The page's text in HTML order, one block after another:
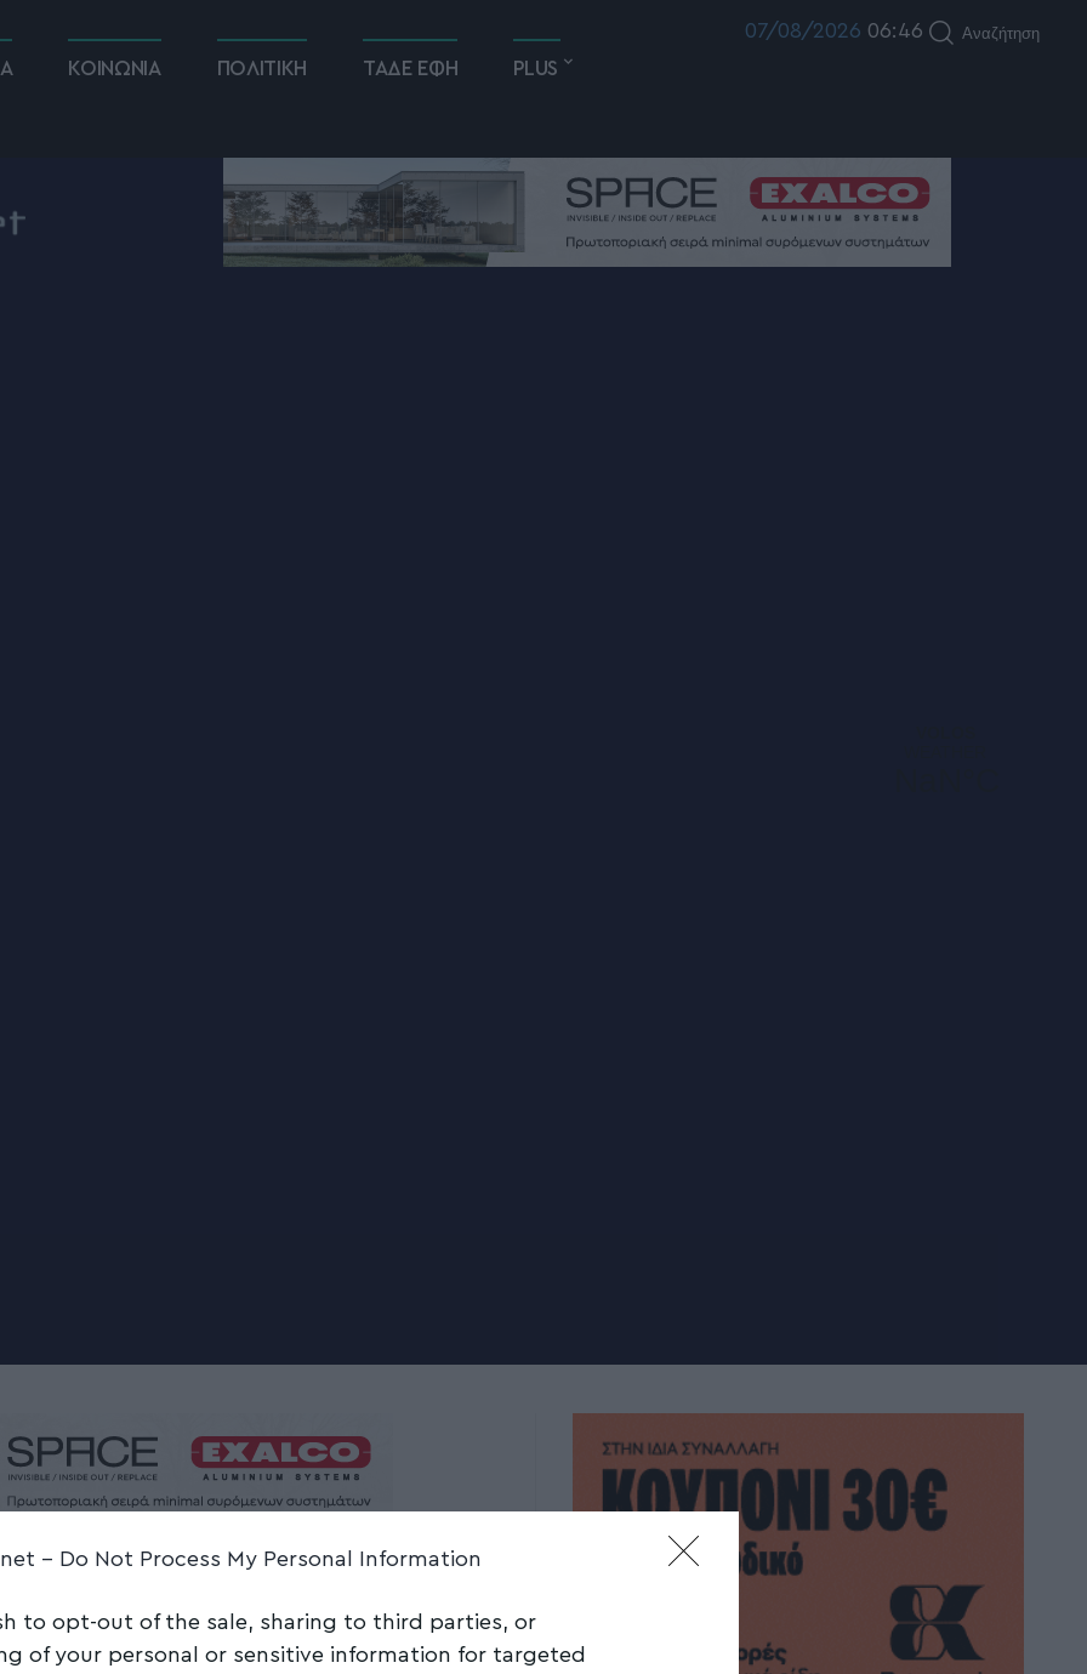
- Do Not Process My Personal Information
to opt-out of the sale, sharing to third parties, or
of your personal or sensitive information for targeted
ΚΟΙΝΩΝΙΑ ΠΟΛΙΤΙΚΗ ΤΑΔΕ ΕΦΗ PLUS
07/08/2026 06:46 Αναζήτηση
ύδρευσης της